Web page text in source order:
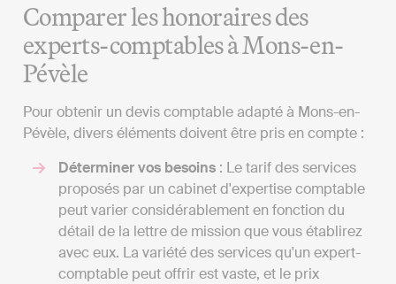
Comparer les honoraires des
experts-comptables à Mons-en-
Pévèle
Pour obtenir un devis comptable adapté à Mons-en-
Pévèle, divers éléments doivent être pris en compte :
Déterminer vos besoins : Le tarif des services
proposés par un cabinet d'expertise comptable
peut varier considérablement en fonction du
détail de la lettre de mission que vous établirez
avec eux. La variété des services qu'un expert-
comptable peut offrir est vaste, et le prix